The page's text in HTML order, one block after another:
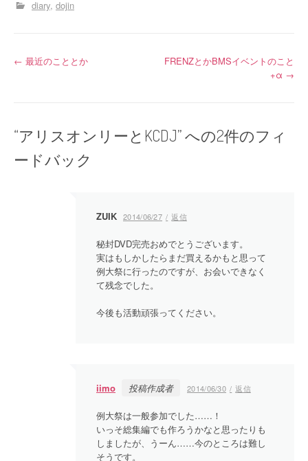
diary dojin
投
ビ
ゲ
← 最近のこととか
FRENZとかBMSイベントのこと
+α →
“アリスオンリーとKCDJ” への2件のフィ
ードバック
ZUIK 2014/06/27 返信
秘封DVD完売おめでとうございます。
実はもしかしたらまだ買えるかもと思って
例大祭に行ったのですが、お会いできなく
て残念でした。
今後も活動頑張ってください。
iimo 投稿作成者 2014/06/30 返信
例大祭は一般参加でした……！
いっそ総集編でも作ろうかなと思ったりも
しましたが、うーん……今のところは難し
そうです。